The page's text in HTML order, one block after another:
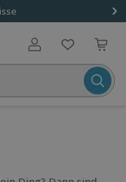
Benutzerkonto